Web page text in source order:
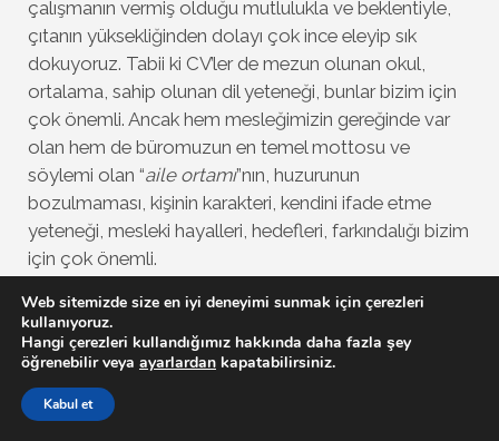
çalışmanın vermiş olduğu mutlulukla ve beklentiyle,
çıtanın yüksekliğinden dolayı çok ince eleyip sık
dokuyoruz. Tabii ki CV’ler de mezun olunan okul,
ortalama, sahip olunan dil yeteneği, bunlar bizim için
çok önemli. Ancak hem mesleğimizin gereğinde var
olan hem de büromuzun en temel mottosu ve
söylemi olan “aile ortamı”nın, huzurunun
bozulmaması, kişinin karakteri, kendini ifade etme
yeteneği, mesleki hayalleri, hedefleri, farkındalığı bizim
için çok önemli.
Hep söylediğim, temel, birinci kıstas; kendisine çay,
kahve servisi yapan arkadaşımıza teşekkür etmeyen
hiç kimse beni temsil edemez. Dünyanın en iyi CV’si de
olsa, Türkiye’nin en iyi hukukçusu da olsa kendisine
hizmet eden, servis yapan arkadaşımıza teşekkür
Web sitemizde size en iyi deneyimi sunmak için çerezleri
kullanıyoruz.
Hangi çerezleri kullandığımız hakkında daha fazla şey
öğrenebilir veya ayarlardan kapatabilirsiniz.
Kabul et